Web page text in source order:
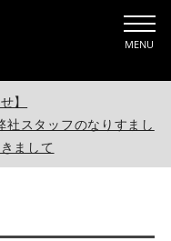
MENU
】
スタッフのなりすまし
まして